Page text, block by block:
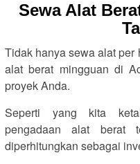
Sewa Alat
Tidak hanya sewa alat
alat berat mingguan di
proyek Anda.
Seperti yang kita
pengadaan alat berat
diperhitungkan sebagai